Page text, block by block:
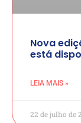
Nova
está
LEIA MAIS »
22 de julho de